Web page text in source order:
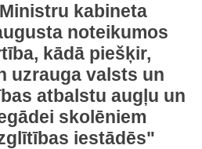
kabineta
noteikumos
kādā piešķir,
uzrauga valsts un
atbalstu augļu un
skolēniem
iestādēs"